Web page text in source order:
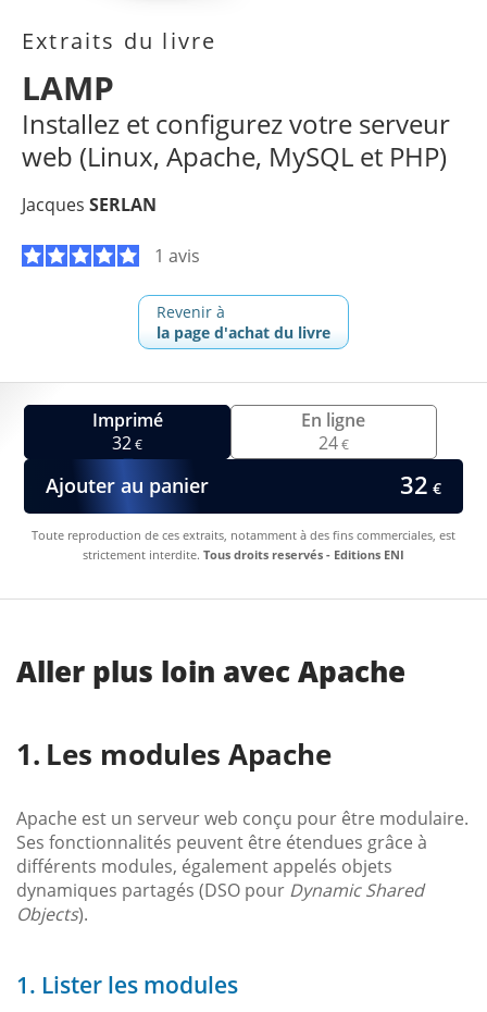
Extraits du livre
LAMP
Installez et configurez votre serveur
web (Linux, Apache, MySQL et PHP)
Jacques SERLAN
1 avis
Revenir à
la page d'achat du livre
Imprimé
32€
En ligne
24€
Ajouter au panier 32 €
Toute reproduction de ces extraits, notamment à des fins commerciales, est
strictement interdite. Tous droits reservés - Editions ENI
Aller plus loin avec Apache
Les modules Apache
Apache est un serveur web conçu pour être modulaire.
Ses fonctionnalités peuvent être étendues grâce à
différents modules, également appelés objets
dynamiques partagés (DSO pour Dynamic Shared
Objects).
1. Lister les modules